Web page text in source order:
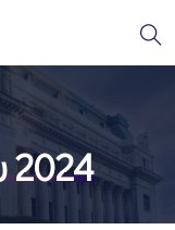
2024